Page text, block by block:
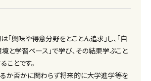
｢興味や得意分野をとことん追求｣し､｢自
と学習ペース｣で学び､その結果学ぶこと
ことです。
か否かに関わらず将来的に大学進学等を